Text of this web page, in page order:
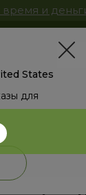
и
с
States
для